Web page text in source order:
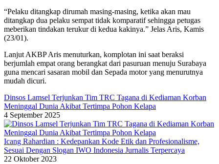
“Pelaku ditangkap dirumah masing-masing, ketika akan mau
ditangkap dua pelaku sempat tidak komparatif sehingga petugas
meberikan tindakan terukur di kedua kakinya.” Jelas Aris, Kamis
(23/01).
Lanjut AKBP Aris menuturkan, komplotan ini saat beraksi
berjumlah empat orang berangkat dari pasuruan menuju Surabaya
guna mencari sasaran mobil dan Sepada motor yang menurutnya
mudah dicuri.
Dinsos Lamsel Terjunkan Tim TRC Tagana di Kediaman Korban
Meninggal Dunia Akibat Tertimpa Pohon Kelapa
4 September 2025
Icang Rahardian : Kedepankan Kode Etik dan Profesionalisme,
Sesuai Dengan Slogan IWO Indonesia Jurnalis Terpercaya
22 Oktober 2023